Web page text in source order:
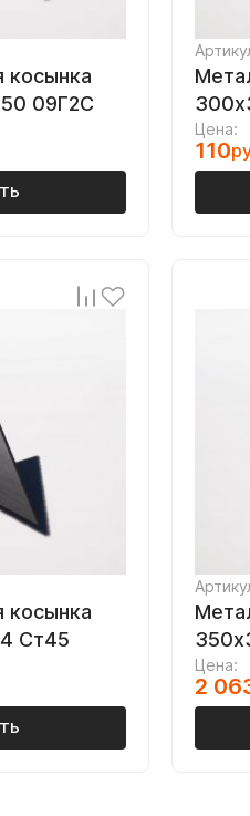
косынка
09Г2С
Цена:
110
косынка
Ст45
Цена:
2